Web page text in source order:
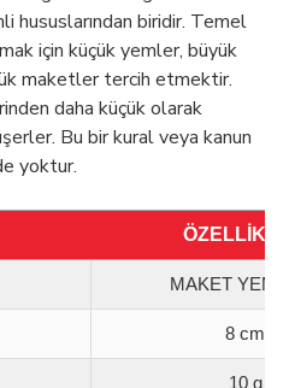
hususlarından biridir. Temel
için küçük yemler, büyük
maketler tercih etmektir.
daha küçük olarak
Bu bir kural veya kanun
yoktur.
MAKET YEM
8 cm
10 g